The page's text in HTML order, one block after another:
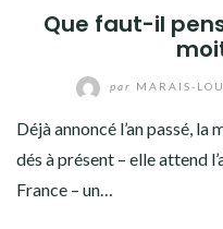
Que faut-il
par MARAIS-
Déjà annoncé l’an passé,
dés à présent – elle attend
France – un…